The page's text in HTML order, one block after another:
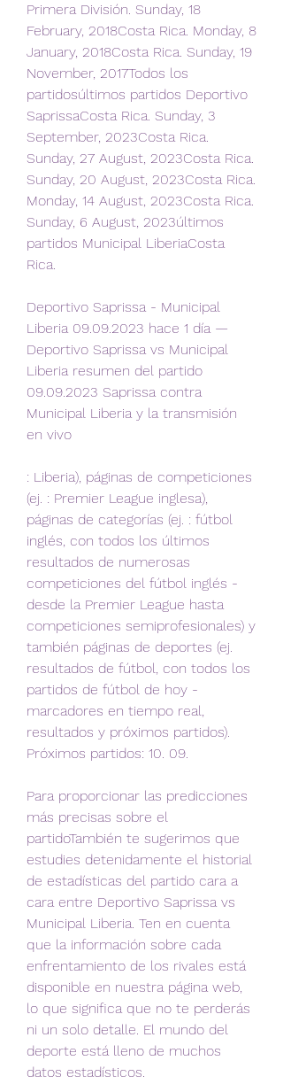
Primera División. Sunday, 18
February, 2018Costa Rica. Monday, 8
January, 2018Costa Rica. Sunday, 19
November, 2017Todos los
partidosúltimos partidos Deportivo
SaprissaCosta Rica. Sunday, 3
September, 2023Costa Rica.
Sunday, 27 August, 2023Costa Rica.
Sunday, 20 August, 2023Costa Rica.
Monday, 14 August, 2023Costa Rica.
Sunday, 6 August, 2023últimos
partidos Municipal LiberiaCosta
Rica.
Deportivo Saprissa - Municipal
Liberia 09.09.2023 hace 1 día —
Deportivo Saprissa vs Municipal
Liberia resumen del partido
09.09.2023 Saprissa contra
Municipal Liberia y la transmisión
en vivo
: Liberia), páginas de competiciones
(ej. : Premier League inglesa),
páginas de categorías (ej. : fútbol
inglés, con todos los últimos
resultados de numerosas
competiciones del fútbol inglés -
desde la Premier League hasta
competiciones semiprofesionales) y
también páginas de deportes (ej.
resultados de fútbol, con todos los
partidos de fútbol de hoy -
marcadores en tiempo real,
resultados y próximos partidos).
Próximos partidos: 10. 09.
Para proporcionar las predicciones
más precisas sobre el
partidoTambién te sugerimos que
estudies detenidamente el historial
de estadísticas del partido cara a
cara entre Deportivo Saprissa vs
Municipal Liberia. Ten en cuenta
que la información sobre cada
enfrentamiento de los rivales está
disponible en nuestra página web,
lo que significa que no te perderás
ni un solo detalle. El mundo del
deporte está lleno de muchos
datos estadísticos.